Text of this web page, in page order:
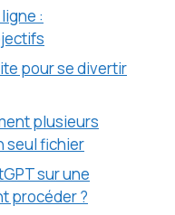
:
pour se divertir
plusieurs
seul fichier
sur une
procéder ?